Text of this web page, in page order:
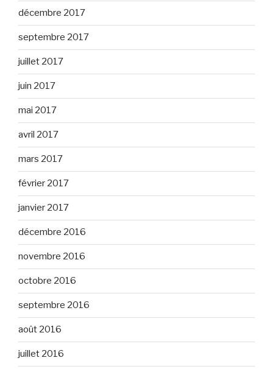
décembre 2017
septembre 2017
juillet 2017
juin 2017
mai 2017
avril 2017
mars 2017
février 2017
janvier 2017
décembre 2016
novembre 2016
octobre 2016
septembre 2016
août 2016
juillet 2016